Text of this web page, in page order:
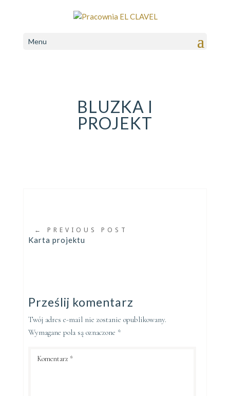
Menu
BLUZKA I
PROJEKT
← PREVIOUS POST
Karta projektu
Prześlij komentarz
Twój adres e-mail nie zostanie opublikowany.
Wymagane pola są oznaczone *